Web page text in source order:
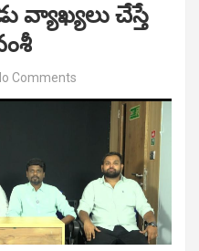
వ్యాఖ్యలు చేస్తే
Comments